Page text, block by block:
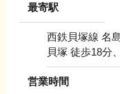
最寄駅
西鉄貝塚線 名
貝塚 徒歩18分
営業時間